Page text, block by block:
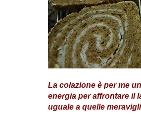
La colazione è per me
energia per affrontare il
uguale a quelle